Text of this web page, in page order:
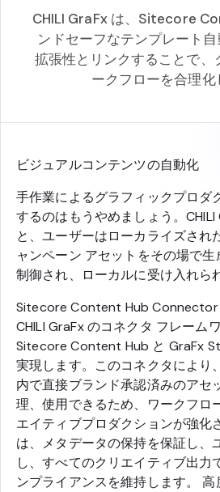
CHILI GraFx は、Sitecore
ンドセーフなテンプレート
拡張性とリンクすることで、
ークフローを合理化
ビジュアルコンテンツの自動化
手作業によるグラフィックプロダ
するのはもうやめましょう。CHILI
と、ユーザーはローカライズされ
ャンペーン アセットをその場で
制御され、ローカルに受け入れら
Sitecore Content Hub Connector
CHILI GraFx のコネクタ フレーム
Sitecore Content Hub と GraFx
実現します。このコネクタにより
内で直接ブランド承認済みのアセ
理、使用できるため、ワークフロ
エイティブプロダクションが強化
は、メタデータの保持を保証し、
し、すべてのクリエイティブ出力
ンプライアンスを維持します。